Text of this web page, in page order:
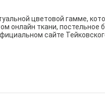
цветовой гамме,
онлайн ткани,
сайте